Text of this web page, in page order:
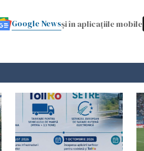
Google Newsși în aplicațiile mobile